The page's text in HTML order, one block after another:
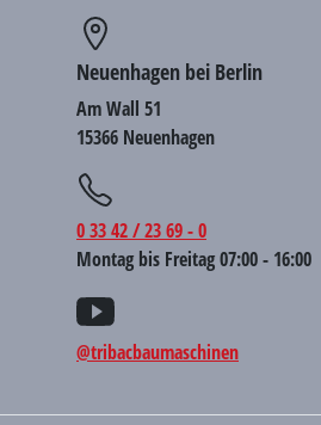
Neuenhagen bei Berlin
Am Wall 51
15366 Neuenhagen
0 33 42 / 23 69 - 0
Montag bis Freitag 07:00 - 16:00
@tribacbaumaschinen